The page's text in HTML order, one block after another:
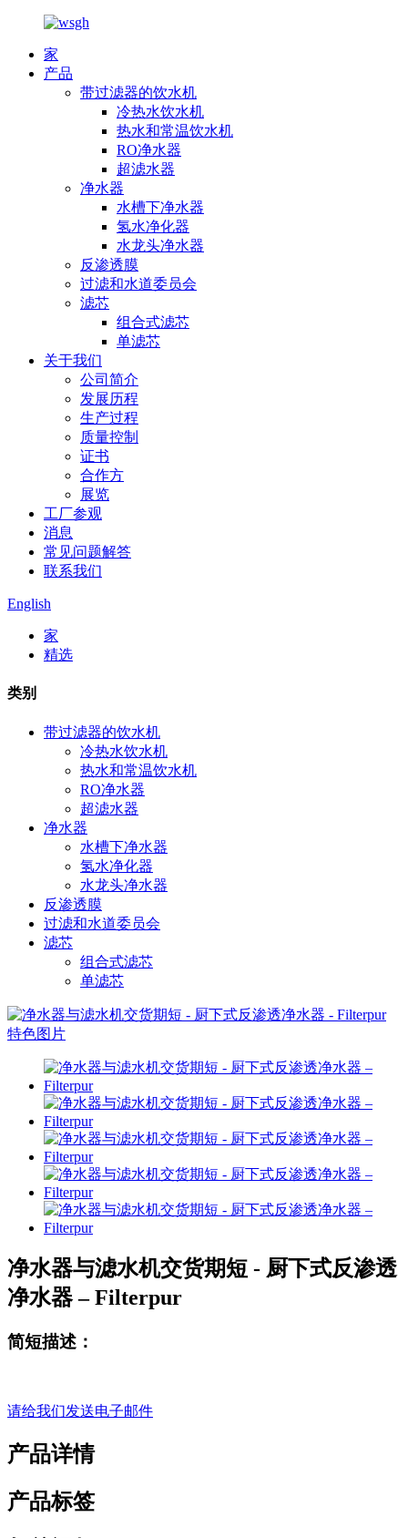
家
产品
带过滤器的饮水机
冷热水饮水机
热水和常温饮水机
RO净水器
超滤水器
净水器
水槽下净水器
氢水净化器
水龙头净水器
反渗透膜
过滤和水道委员会
滤芯
组合式滤芯
单滤芯
关于我们
公司简介
发展历程
生产过程
质量控制
证书
合作方
展览
工厂参观
消息
常见问题解答
联系我们
English
家
精选
类别
带过滤器的饮水机
冷热水饮水机
热水和常温饮水机
RO净水器
超滤水器
净水器
水槽下净水器
氢水净化器
水龙头净水器
反渗透膜
过滤和水道委员会
滤芯
组合式滤芯
单滤芯
净水器与滤水机交货期短 - 厨下式反渗透
净水器 – Filterpur
简短描述：
请给我们发送电子邮件
产品详情
产品标签